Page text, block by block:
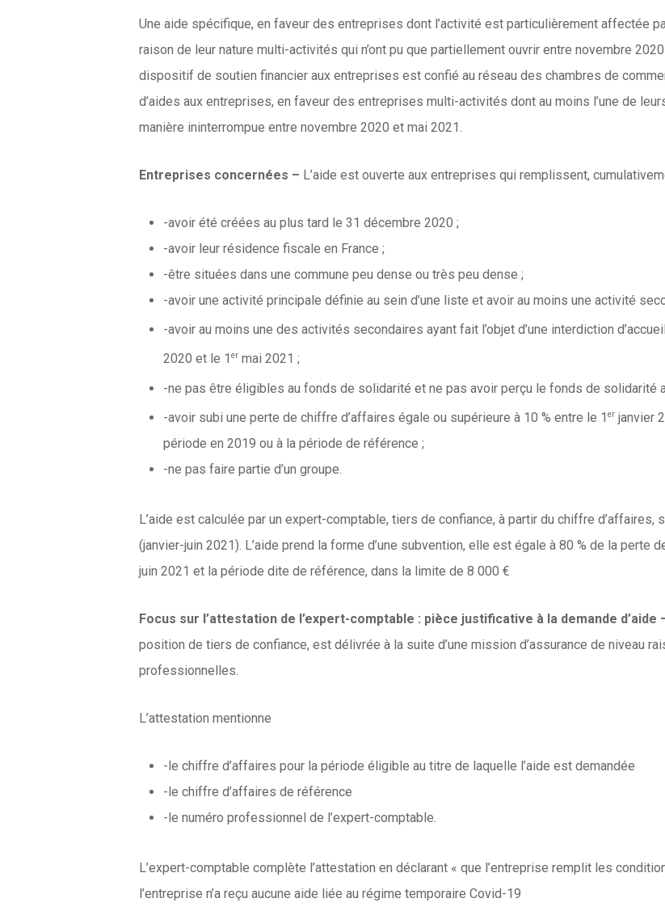
Une aide spécifique, en faveur des entreprises dont l’activité est particulièrement affectée
raison de leur nature multi-activités qui n’ont pu que partiellement ouvrir entre novembre
dispositif de soutien financier aux entreprises est confié au réseau des chambres de
d’aides aux entreprises, en faveur des entreprises multi-activités dont au moins l’une de
manière ininterrompue entre novembre 2020 et mai 2021.
Entreprises concernées – L’aide est ouverte aux entreprises qui remplissent,
-avoir été créées au plus tard le 31 décembre 2020 ;
-avoir leur résidence fiscale en France ;
-être situées dans une commune peu dense ou très peu dense ;
-avoir une activité principale définie au sein d’une liste et avoir au moins une activité
-avoir au moins une des activités secondaires ayant fait l’objet d’une interdiction
2020 et le 1er mai 2021 ;
-ne pas être éligibles au fonds de solidarité et ne pas avoir perçu le fonds de solidarité
-avoir subi une perte de chiffre d’affaires égale ou supérieure à 10 % entre le 1er janvier
période en 2019 ou à la période de référence ;
-ne pas faire partie d’un groupe.
L’aide est calculée par un expert-comptable, tiers de confiance, à partir du chiffre
(janvier-juin 2021). L’aide prend la forme d’une subvention, elle est égale à 80 % de la
juin 2021 et la période dite de référence, dans la limite de 8 000 €
Focus sur l’attestation de l’expert-comptable : pièce justificative à la demande d’aide
position de tiers de confiance, est délivrée à la suite d’une mission d’assurance de niveau
professionnelles.
L’attestation mentionne
-le chiffre d’affaires pour la période éligible au titre de laquelle l’aide est demandée
-le chiffre d’affaires de référence
-le numéro professionnel de l’expert-comptable.
L’expert-comptable complète l’attestation en déclarant « que l’entreprise remplit les
l’entreprise n’a reçu aucune aide liée au régime temporaire Covid-19